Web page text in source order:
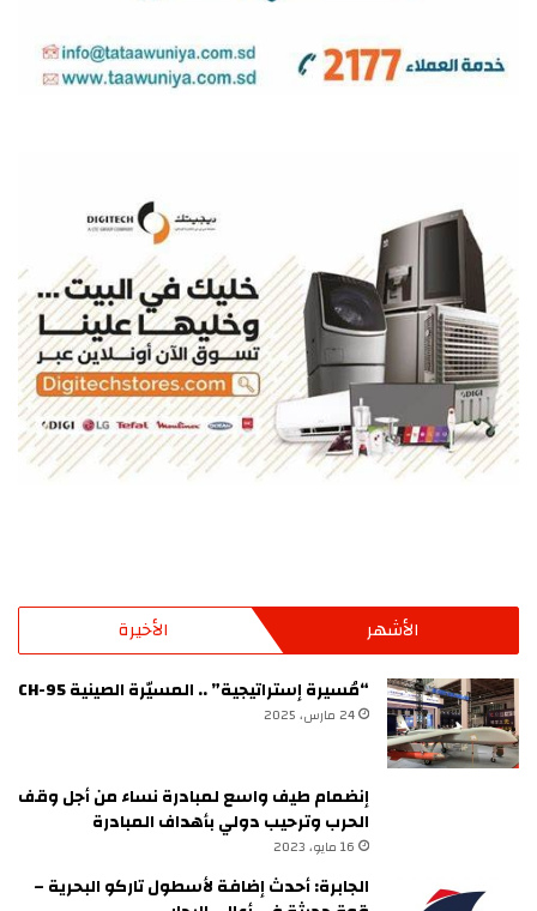
الأشهر الأخيرة
“مُسيرة إستراتيجية” .. المسيّرة الصينية CH-95
24 مارس، 2025
إنضمام طيف واسع لمبادرة نساء من أجل وقف
الحرب وترحيب دولي بأهداف المبادرة
16 مايو، 2023
الجابرة: أحدث إضافة لأسطول تاركو البحرية –